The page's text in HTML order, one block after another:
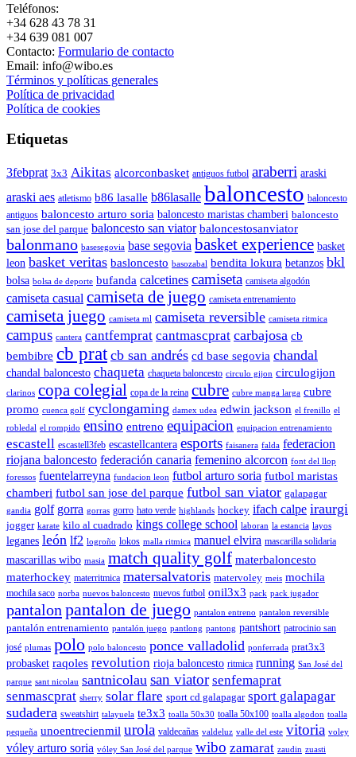
Teléfonos:
+34 628 43 78 31
+34 639 081 007
Contacto: Formulario de contacto
Email: info@wibo.es
Términos y políticas generales
Política de privacidad
Política de cookies
Etiquetas
3febprat 3x3 Aikitas alcorconbasket antiguos futbol araberri araski
araski aes atletismo b86 lasalle b86lasalle baloncesto baloncesto
antiguos baloncesto arturo soria baloncesto maristas chamberi baloncesto
san jose del parque baloncesto san viator baloncestosanviator
balonmano basesegovia base segovia basket experience basket
leon basket veritas basloncesto basozabal bendita lokura betanzos bkl
bolsa bolsa de deporte bufanda calcetines camiseta camiseta algodón
camiseta casual camiseta de juego camiseta entrenamiento
camiseta juego camiseta ml camiseta reversible camiseta ritmica
campus cantera cantfemprat cantmascprat carbajosa cb
bembibre cb prat cb san andrés cd base segovia chandal
chandal baloncesto chaqueta chaqueta baloncesto circulo gijon circulogijon
clarinos copa colegial copa de la reina cubre cubre manga larga cubre
promo cuenca golf cyclongaming damex udea edwin jackson el frenillo el
robledal el rompido ensino entreno equipacion equipacion entrenamiento
escastell escastell3feb escastellcantera esports faisanera falda federacion
riojana baloncesto federación canaria femenino alcorcon font del llop
foressos fuentelarreyna fundacion leon futbol arturo soria futbol maristas
chamberi futbol san jose del parque futbol san viator galapagar
gandia golf gorra gorras gorro hato verde highlands hockey ifach calpe iraurgi
jogger karate kilo al cuadrado kings college school laboran la estancia layos
leganes león lf2 logroño lokos malla ritmica manuel elvira mascarilla solidaria
mascarillas wibo masia match quality golf materbaloncesto
materhockey materritmica matersalvatoris matervoley meis mochila
mochila saco norba nuevos baloncesto nuevos futbol onil3x3 pack pack jugador
pantalon pantalon de juego pantalon entreno pantalon reversible
pantalón entrenamiento pantalón juego pantlong pantong pantshort patrocinio san
josé plumas polo polo baloncesto ponce valladolid ponferrada prat3x3
probasket raqoles revolution rioja baloncesto ritmica running San José del
parque sant nicolau santnicolau san viator senfemaprat
senmascprat sherry solar flare sport cd galapagar sport galapagar
sudadera sweatshirt talayuela te3x3 toalla 50x30 toalla 50x100 toalla algodon toalla
pequeña unoentrecienmil urola valdecañas valdeluz valle del este vitoria voley
vóley arturo soria vóley San José del parque wibo zamarat zaudin zuasti